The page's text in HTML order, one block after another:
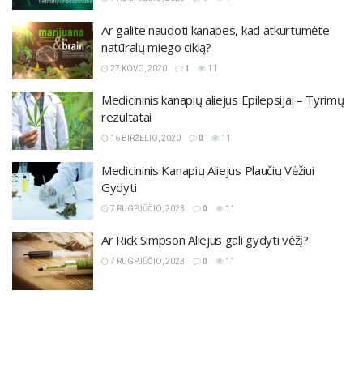
Ar galite naudoti kanapes, kad atkurtumėte
natūralų miego ciklą?
27 KOVO, 2020 1 11
Medicininis kanapių aliejus Epilepsijai – Tyrimų
rezultatai
16 BIRŽELIO, 2020 0 11
Medicininis Kanapių Aliejus Plaučių Vėžiui
Gydyti
7 RUGPJŪČIO, 2023 0 11
Ar Rick Simpson Aliejus gali gydyti vėžį?
7 RUGPJŪČIO, 2023 0 11